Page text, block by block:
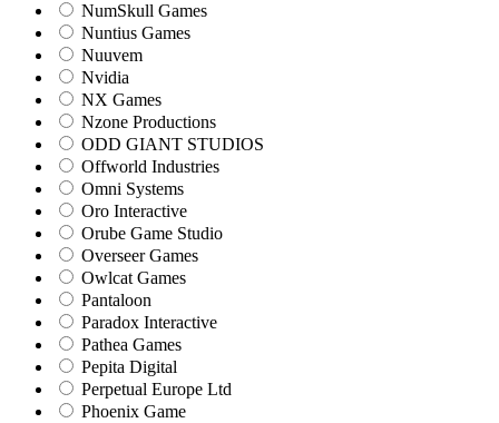
NumSkull Games
Nuntius Games
Nuuvem
Nvidia
NX Games
Nzone Productions
ODD GIANT STUDIOS
Offworld Industries
Omni Systems
Oro Interactive
Orube Game Studio
Overseer Games
Owlcat Games
Pantaloon
Paradox Interactive
Pathea Games
Pepita Digital
Perpetual Europe Ltd
Phoenix Game